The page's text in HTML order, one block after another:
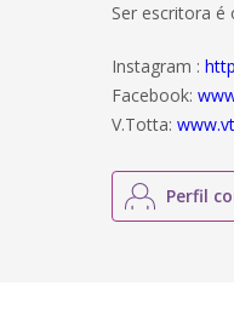
Ser escritora
Instagram :
Facebook:
V.Totta:
Perfil